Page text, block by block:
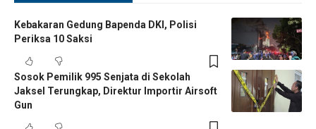
Kebakaran Gedung Bapenda DKI, Polisi
Periksa 10 Saksi
Sosok Pemilik 995 Senjata di Sekolah
Jaksel Terungkap, Direktur Importir Airsoft
Gun